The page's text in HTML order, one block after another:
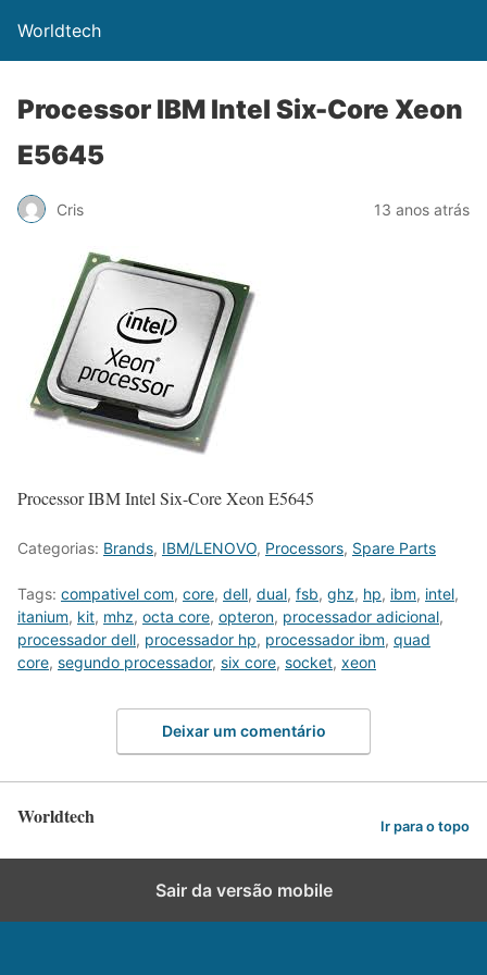
Worldtech
Processor IBM Intel Six-Core Xeon
E5645
Cris 13 anos atrás
Processor IBM Intel Six-Core Xeon E5645
Categorias: Brands, IBM/LENOVO, Processors, Spare Parts
Tags: compativel com, core, dell, dual, fsb, ghz, hp, ibm, intel,
itanium, kit, mhz, octa core, opteron, processador adicional,
processador dell, processador hp, processador ibm, quad
core, segundo processador, six core, socket, xeon
Deixar um comentário
Worldtech Ir para o topo
Sair da versão mobile